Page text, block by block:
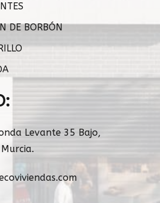
DE BORBÓN
Levante 35 Bajo,